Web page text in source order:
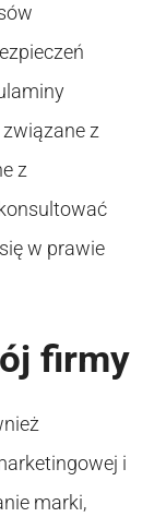
z
z
w prawie
firmy
i
marki,